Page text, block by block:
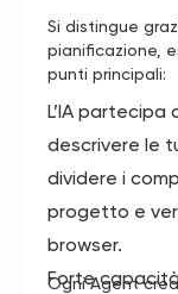
Si distingue
pianificazione,
punti principali:
L’IA partecipa
descrivere le
dividere i
progetto e
browser.
Forte
Ogni Agent